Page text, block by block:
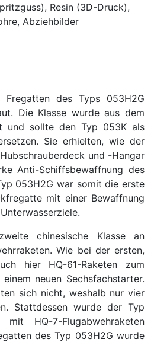
Resin (3D-Druck),
Abziehbilder
Fregatten des Typs 053H2G
Die Klasse wurde aus dem
und sollte den Typ 053K als
Sie erhielten, wie der
und -Hangar
Anti-Schiffsbewaffnung des
053H2G war somit die erste
mit einer Bewaffnung
chinesische Klasse an
Wie bei der ersten,
hier HQ-61-Raketen zum
neuen Sechsfachstarter.
sich nicht, weshalb nur vier
Stattdessen wurde der Typ
HQ-7-Flugabwehraketen
des Typ 053H2G wurde